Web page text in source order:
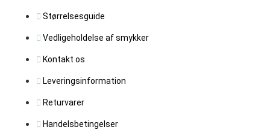
Størrelsesguide
Vedligeholdelse af smykker
Kontakt os
Leveringsinformation
Returvarer
Handelsbetingelser